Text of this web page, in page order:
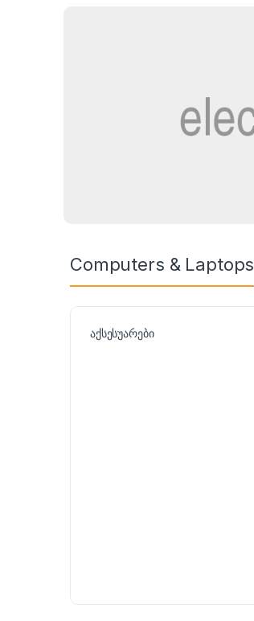
Computers & Laptops
აქსესუარები